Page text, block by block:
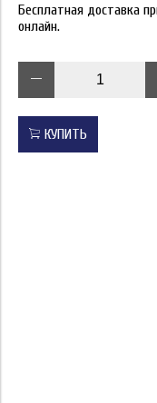
Бесплатная доставка
онлайн.
КУПИТЬ